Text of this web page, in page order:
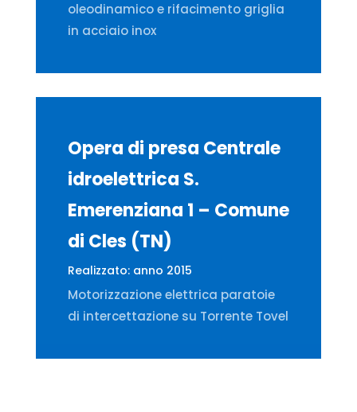
oleodinamico e rifacimento griglia
in acciaio inox
Opera di presa Centrale
idroelettrica S.
Emerenziana 1 – Comune
di Cles (TN)
Realizzato: anno 2015
Motorizzazione elettrica paratoie
di intercettazione su Torrente Tovel